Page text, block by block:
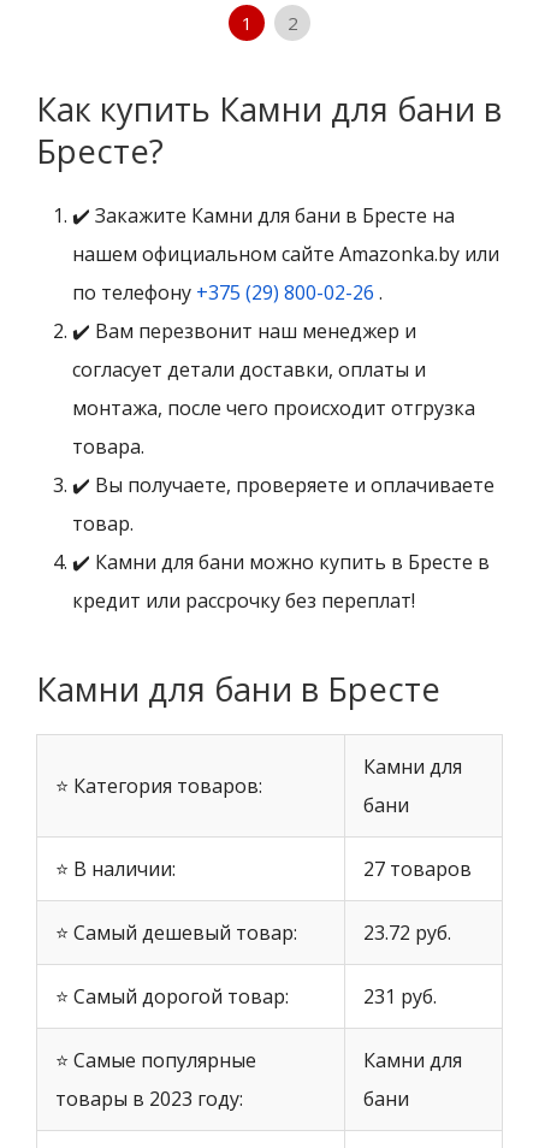
1 2
Как купить Камни для бани в
Бресте?
✔️ Закажите Камни для бани в Бресте на
нашем официальном сайте Amazonka.by или
по телефону +375 (29) 800-02-26 .
✔️ Вам перезвонит наш менеджер и
согласует детали доставки, оплаты и
монтажа, после чего происходит отгрузка
товара.
✔️ Вы получаете, проверяете и оплачиваете
товар.
✔️ Камни для бани можно купить в Бресте в
кредит или рассрочку без переплат!
Камни для бани в Бресте
⭐ Категория товаров:
Камни для
бани
⭐ В наличии: 27 товаров
⭐ Самый дешевый товар: 23.72 руб.
⭐ Самый дорогой товар: 231 руб.
⭐ Самые популярные
товары в 2023 году:
Камни для
бани